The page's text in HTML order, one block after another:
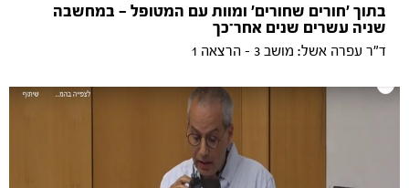
בתוך 'חורים שחורים' ומוות עם המטופל — במחשבה
שניה עשרים שנים אחר־כך
ד"ר עפרה אשל: מושב 3 - הרצאה 1